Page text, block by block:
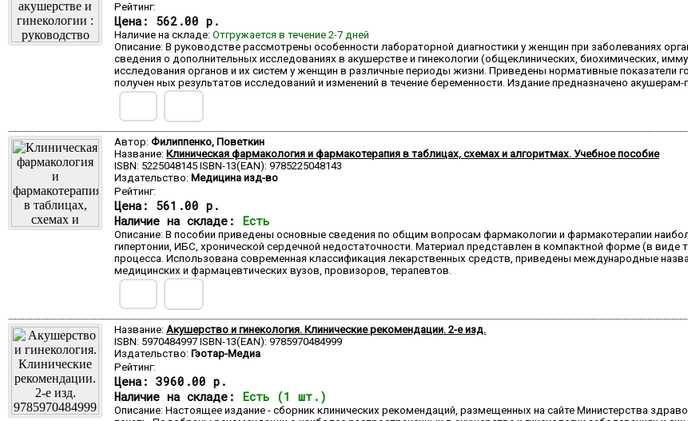
Рейтинг:
Цена: 562.00 р.
Наличие на складе: Отгружается в течение 2-7 дней
Описание: В руководстве рассмотрены особенности лабораторной диагностики у женщин при заболеваниях
сведения о дополнительных исследованиях в акушерстве и гинекологии (общеклинических, биохимических,
исследования органов и их систем у женщин в различные периоды жизни. Приведены нормативные показатели
получен ных результатов исследований и изменений в течение беременности. Издание предназначено
Автор: Филиппенко, Поветкин
Название: Клиническая фармакология и фармакотерапия в таблицах, схемах и алгоритмах. Учебное пособие
ISBN: 5225048145 ISBN-13(EAN): 9785225048143
Издательство: Медицина изд-во
Рейтинг:
Цена: 561.00 р.
Наличие на складе: Есть
Описание: В пособии приведены основные сведения по общим вопросам фармакологии и фармакотерапии
гипертонии, ИБС, хронической сердечной недостаточности. Материал представлен в компактной форме (в
процесса. Использована современная классификация лекарственных средств, приведены международные
медицинских и фармацевтических вузов, провизоров, терапевтов.
Название: Акушерство и гинекология. Клинические рекомендации. 2-е изд.
ISBN: 5970484997 ISBN-13(EAN): 9785970484999
Издательство: Гэотар-Медиа
Рейтинг:
Цена: 3960.00 р.
Наличие на складе: Есть (1 шт.)
Описание: Настоящее издание - сборник клинических рекомендаций, размещенных на сайте Министерства